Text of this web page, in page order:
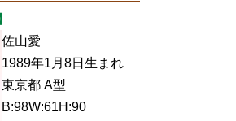
佐山愛
1989年1月8日生まれ
東京都 A型
B:98W:61H:90